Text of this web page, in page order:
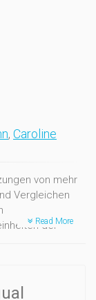
, Caroline
von mehr
Vergleichen
der
2 am Ende des
Read More